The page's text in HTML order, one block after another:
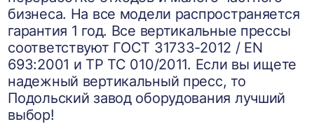
бизнеса. На все модели распространяется
гарантия 1 год. Все вертикальные прессы
соответствуют ГОСТ 31733-2012 / EN
693:2001 и ТР ТС 010/2011. Если вы ищете
надежный вертикальный пресс, то
Подольский завод оборудования лучший
выбор!